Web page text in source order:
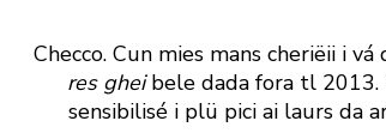
Checco. Cun mies mans cheriëii i
res gheibele dada fora tl 2013.
sensibilisé i plü pici ai laurs da